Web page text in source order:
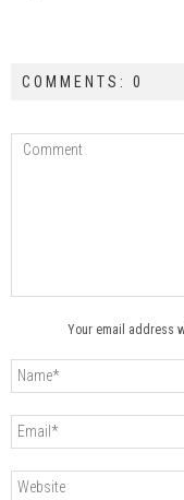
COMMENTS: 0
Your email address